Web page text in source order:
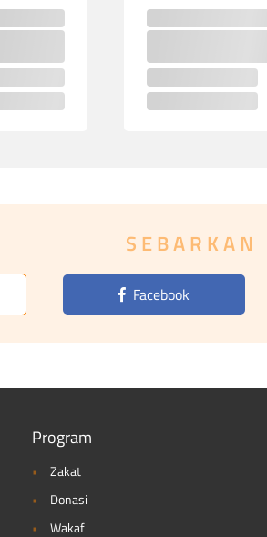
SEBARKAN
Facebook
Program
Zakat
Donasi
Wakaf